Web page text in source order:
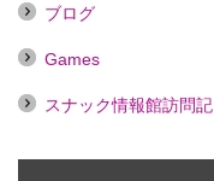
ブログ
Games
スナック情報館訪問記